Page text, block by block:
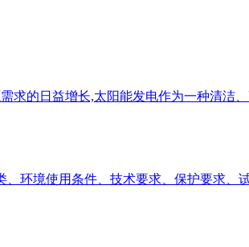
求的日益增长,太阳能发电作为一种清洁
环境使用条件、技术要求、保护要求、